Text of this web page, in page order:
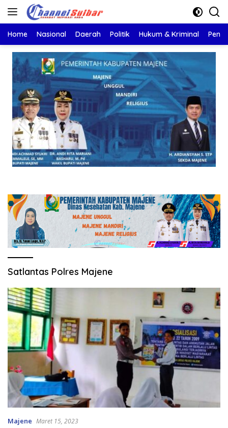
Langsung
Home Nasional Daerah Politik Hukum & Kriminal
Satlantas Polres Majene
Majene Maret 15, 2023